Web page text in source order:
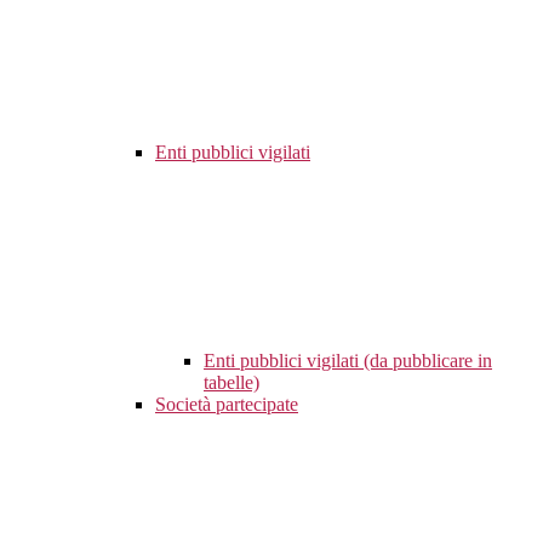
Enti pubblici vigilati
Enti pubblici vigilati (da pubblicare in
tabelle)
Società partecipate